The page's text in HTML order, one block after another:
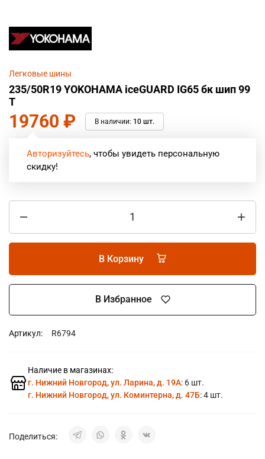
Легковые шины
235/50R19 YOKOHAMA iceGUARD IG65 бк шип 99
T
19760 ₽ В наличии: 10 шт.
Авторизуйтесь, чтобы увидеть персональную
скидку!
В Корзину
В Избранное
Артикул: R6794
Наличие в магазинах:
г. Нижний Новгород, ул. Ларина, д. 19А: 6 шт.
г. Нижний Новгород, ул. Коминтерна, д. 47Б: 4 шт.
Поделиться: